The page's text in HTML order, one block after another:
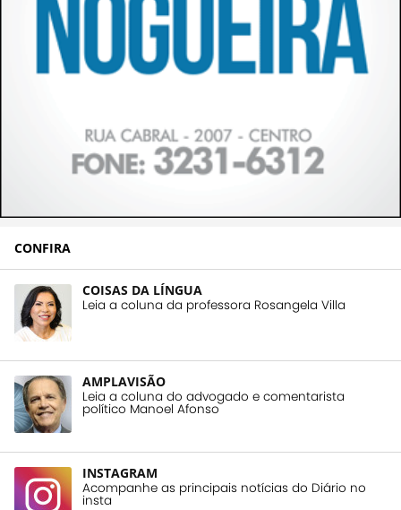
CONFIRA
COISAS DA LÍNGUA
Leia a coluna da professora Rosangela Villa
AMPLAVISÃO
Leia a coluna do advogado e comentarista
político Manoel Afonso
INSTAGRAM
Acompanhe as principais notícias do Diário no
insta